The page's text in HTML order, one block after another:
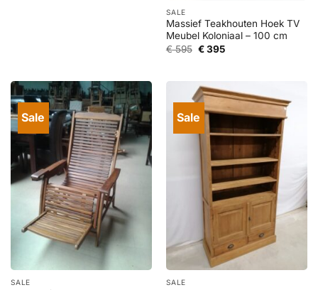
SALE
Massief Teakhouten Hoek TV
Meubel Koloniaal – 100 cm
€595 Oorspronkelijke
€395Huidige
Sale
SALE
Sale
SALE